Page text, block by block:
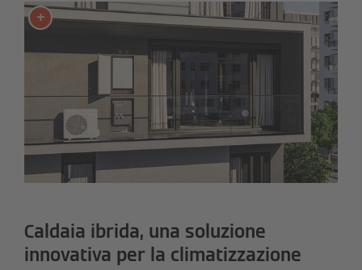
Caldaia ibrida, una soluzione
innovativa per la climatizzazione